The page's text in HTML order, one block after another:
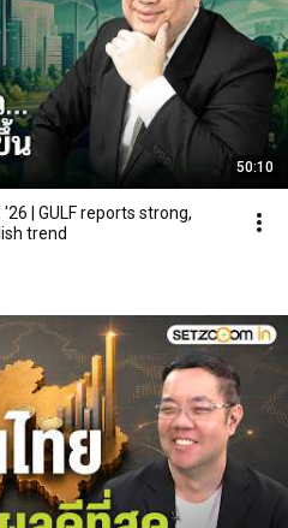
50:10
| GULF reports strong,
trend